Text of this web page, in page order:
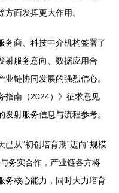
面发挥更大作用。
务商、科技中介机构签署了
射服务意向、数据应用合
链协同发展的强烈信心。
指南（2024）》征求意见
射服务信息与流程参考。
从“初创培育期”迈向“规模
务实合作，产业链各方将
务核心能力，同时大力培育